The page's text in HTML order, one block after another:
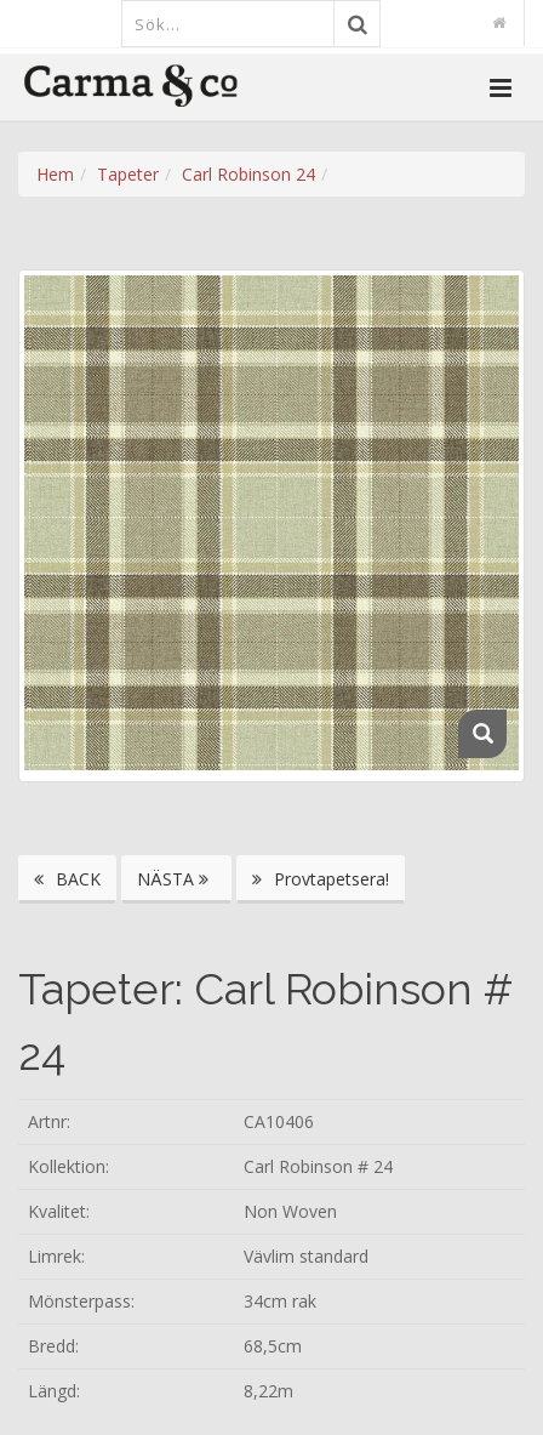
Hem Tapeter Carl Robinson 24
BACK NÄSTA Provtapetsera!
Tapeter: Carl Robinson #
24
Artnr:
CA10406
Kollektion:
Carl Robinson # 24
Kvalitet:
Non Woven
Limrek:
Vävlim standard
Mönsterpass:
34cm rak
Bredd:
68,5cm
Längd:
8,22m